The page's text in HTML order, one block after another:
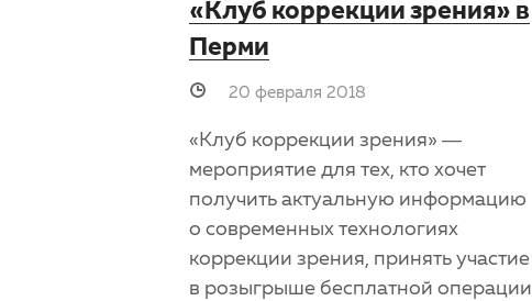
«Клуб коррекции зрения» в
Перми
20 февраля 2018
«Клуб коррекции зрения» —
мероприятие для тех, кто хочет
получить актуальную информацию
о современных технологиях
коррекции зрения, принять участие
в розыгрыше бесплатной операции